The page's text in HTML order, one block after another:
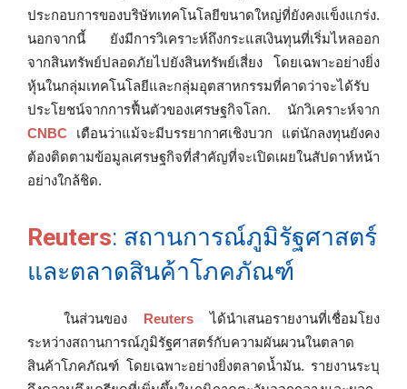
ประกอบการของบริษัทเทคโนโลยีขนาดใหญ่ที่ยังคงแข็งแกร่ง.
นอกจากนี้ ยังมีการวิเคราะห์ถึงกระแสเงินทุนที่เริ่มไหลออก
จากสินทรัพย์ปลอดภัยไปยังสินทรัพย์เสี่ยง โดยเฉพาะอย่างยิ่ง
หุ้นในกลุ่มเทคโนโลยีและกลุ่มอุตสาหกรรมที่คาดว่าจะได้รับ
ประโยชน์จากการฟื้นตัวของเศรษฐกิจโลก. นักวิเคราะห์จาก
CNBC เตือนว่าแม้จะมีบรรยากาศเชิงบวก แต่นักลงทุนยังคง
ต้องติดตามข้อมูลเศรษฐกิจที่สำคัญที่จะเปิดเผยในสัปดาห์หน้า
อย่างใกล้ชิด.
Reuters: สถานการณ์ภูมิรัฐศาสตร์
และตลาดสินค้าโภคภัณฑ์
ในส่วนของ Reuters ได้นำเสนอรายงานที่เชื่อมโยง
ระหว่างสถานการณ์ภูมิรัฐศาสตร์กับความผันผวนในตลาด
สินค้าโภคภัณฑ์ โดยเฉพาะอย่างยิ่งตลาดน้ำมัน. รายงานระบุ